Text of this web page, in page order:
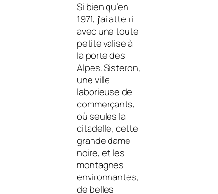
Si bien qu’en
1971, j’ai atterri
avec une toute
petite valise à
la porte des
Alpes. Sisteron,
une ville
laborieuse de
commerçants,
où seules la
citadelle, cette
grande dame
noire, et les
montagnes
environnantes,
de belles